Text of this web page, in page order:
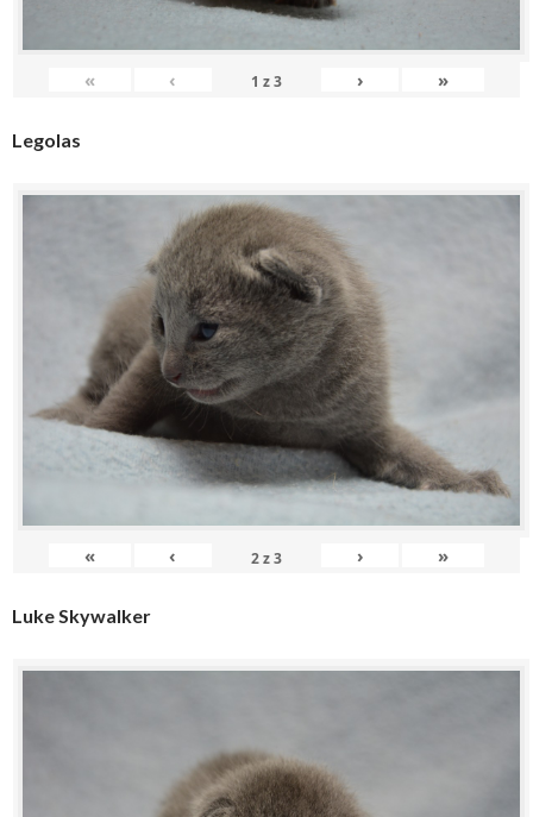
« ‹ 1 z3 › »
Legolas
« ‹ 2z3 › »
Luke Skywalker